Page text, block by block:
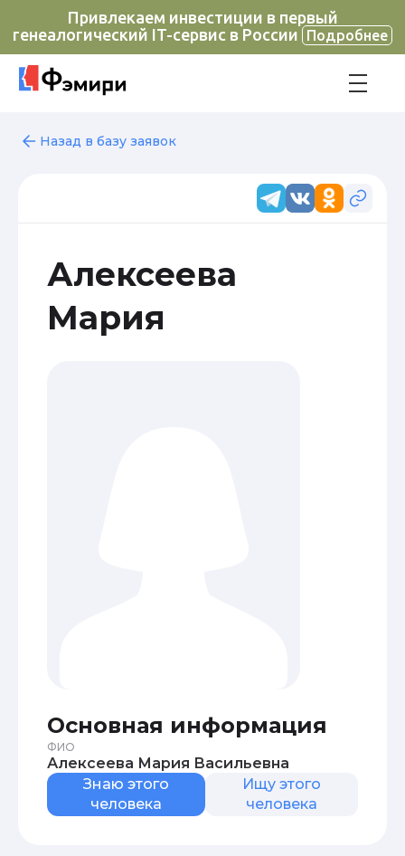
Привлекаем инвестиции в первый
генеалогический IT-сервис в России
Подробнее
Назад в базу заявок
Алексеева
Мария
Основная информация
ФИО
Алексеева Мария Васильевна
Знаю этого
человека
Ищу этого
человека